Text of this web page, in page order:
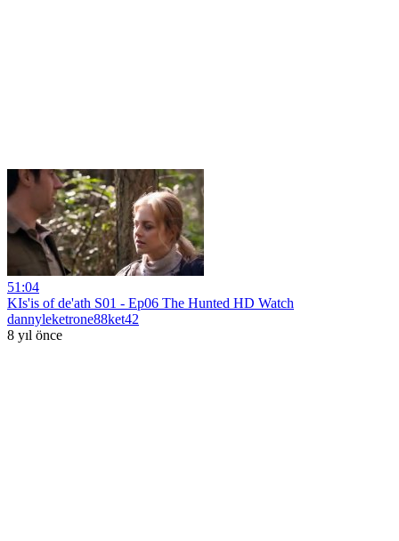
51:04
KIs'is of de'ath S01 - Ep06 The Hunted HD Watch
dannyleketrone88ket42
8 yıl önce